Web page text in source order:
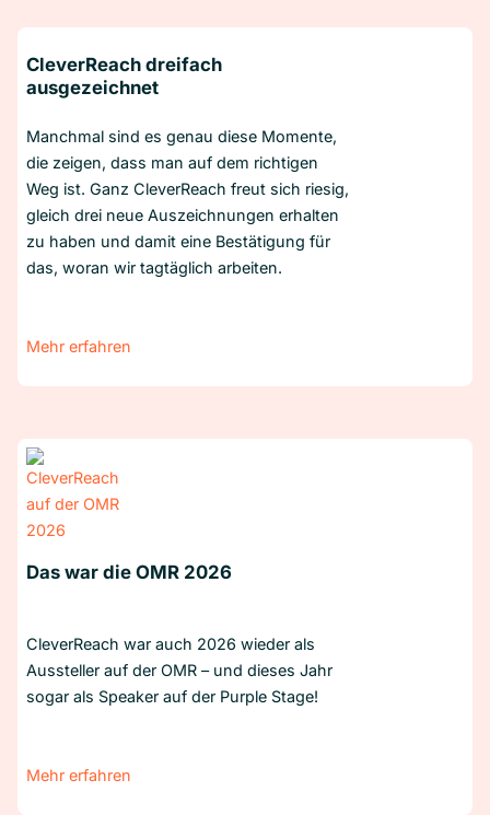
CleverReach dreifach
ausgezeichnet
Manchmal sind es genau diese Momente,
die zeigen, dass man auf dem richtigen
Weg ist. Ganz CleverReach freut sich riesig,
gleich drei neue Auszeichnungen erhalten
zu haben und damit eine Bestätigung für
das, woran wir tagtäglich arbeiten.
Mehr erfahren
Das war die OMR 2026
CleverReach war auch 2026 wieder als
Aussteller auf der OMR – und dieses Jahr
sogar als Speaker auf der Purple Stage!
Mehr erfahren